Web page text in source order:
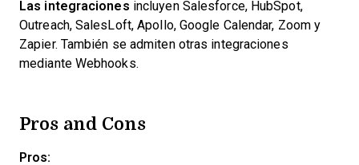
Las integraciones incluyen Salesforce, HubSpot,
Outreach, SalesLoft, Apollo, Google Calendar, Zoom y
Zapier. También se admiten otras integraciones
mediante Webhooks.
Pros and Cons
Pros: